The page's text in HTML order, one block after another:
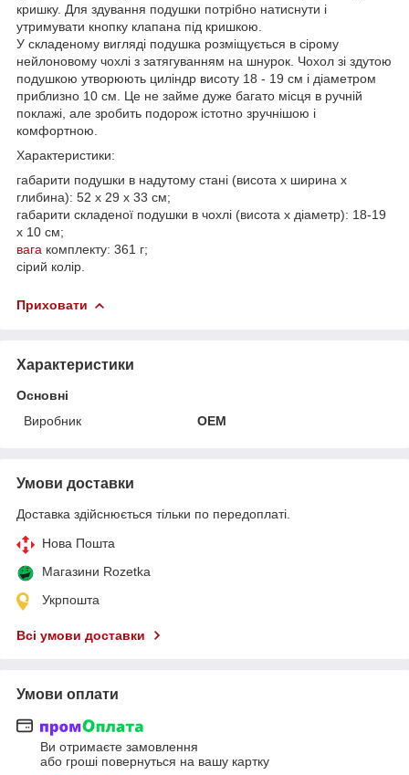
кришку. Для здування подушки потрібно натиснути і
утримувати кнопку клапана під кришкою.
У складеному вигляді подушка розміщується в сірому
нейлоновому чохлі з затягуванням на шнурок. Чохол зі здутою
подушкою утворюють циліндр висоту 18 - 19 см і діаметром
приблизно 10 см. Це не займе дуже багато місця в ручній
поклажі, але зробить подорож істотно зручнішою і
комфортною.
Характеристики:
габарити подушки в надутому стані (висота x ширина x
глибина): 52 x 29 x 33 см;
габарити складеної подушки в чохлі (висота x діаметр): 18-19
x 10 см;
вага комплекту: 361 г;
сірий колір.
Приховати
Характеристики
Основні
Виробник
OEM
Умови доставки
Доставка здійснюється тільки по передоплаті.
Нова Пошта
Магазини Rozetka
Укрпошта
Всі умови доставки
Умови оплати
Ви отримаєте замовлення
або гроші повернуться на вашу картку